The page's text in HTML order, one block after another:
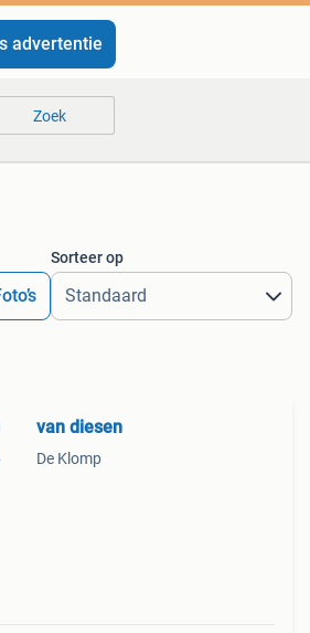
advertentie
Zoek
Sorteer op
van diesen
De Klomp